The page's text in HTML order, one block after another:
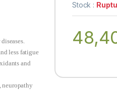
less fatigue
and
neuropathy
Stock :